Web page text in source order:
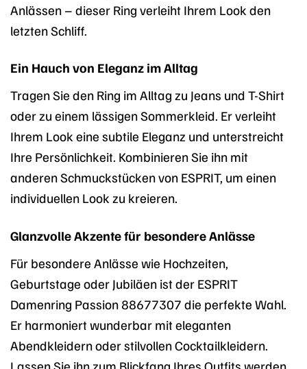
Anlässen – dieser Ring verleiht Ihrem Look den
letzten Schliff.
Ein Hauch von Eleganz im Alltag
Tragen Sie den Ring im Alltag zu Jeans und T-Shirt
oder zu einem lässigen Sommerkleid. Er verleiht
Ihrem Look eine subtile Eleganz und unterstreicht
Ihre Persönlichkeit. Kombinieren Sie ihn mit
anderen Schmuckstücken von ESPRIT, um einen
individuellen Look zu kreieren.
Glanzvolle Akzente für besondere Anlässe
Für besondere Anlässe wie Hochzeiten,
Geburtstage oder Jubiläen ist der ESPRIT
Damenring Passion 88677307 die perfekte Wahl.
Er harmoniert wunderbar mit eleganten
Abendkleidern oder stilvollen Cocktailkleidern.
Lassen Sie ihn zum Blickfang Ihres Outfits werden